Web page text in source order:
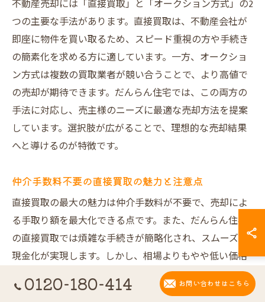
不動産売却には「直接買取」と「オークション方式」の2
つの主要な手法があります。直接買取は、不動産会社が
即座に物件を買い取るため、スピード重視の方や手続き
の簡素化を求める方に適しています。一方、オークショ
ン方式は複数の買取業者が競い合うことで、より高値で
の売却が期待できます。だんらん住宅では、この両方の
手法に対応し、売主様のニーズに最適な売却方法を提案
しています。選択肢が広がることで、理想的な売却結果
へと導けるのが特徴です。
仲介手数料不要の直接買取の魅力と注意点
直接買取の最大の魅力は仲介手数料が不要で、売却によ
る手取り額を最大化できる点です。また、だんらん住宅
の直接買取では煩雑な手続きが簡略化され、スムーズな
現金化が実現します。しかし、相場よりもやや低い価格
になる場合があるため、売却価格重視の方は検討が必要
です。迅速な資金化や手間の削減を重視する方に特にお
0120-180-414 お問い合わせはこちら